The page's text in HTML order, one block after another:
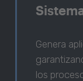
Genera
los